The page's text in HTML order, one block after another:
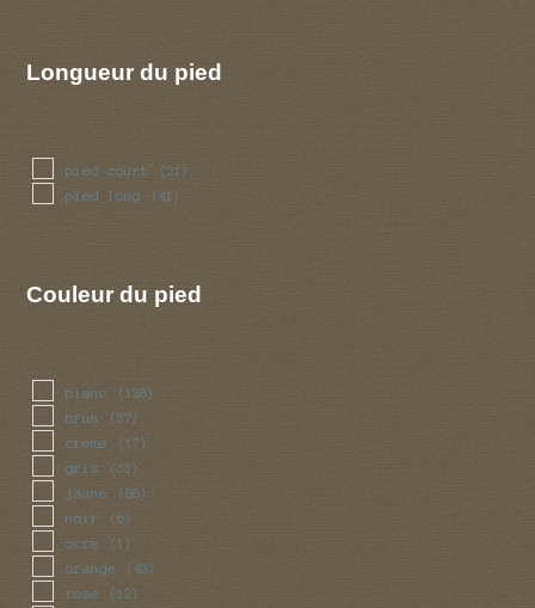
Longueur du pied
pied court (21)
pied long (41)
Couleur du pied
blanc (128)
brun (57)
creme (17)
gris (33)
jaune (88)
noir (6)
ocre (1)
orange (43)
rose (12)